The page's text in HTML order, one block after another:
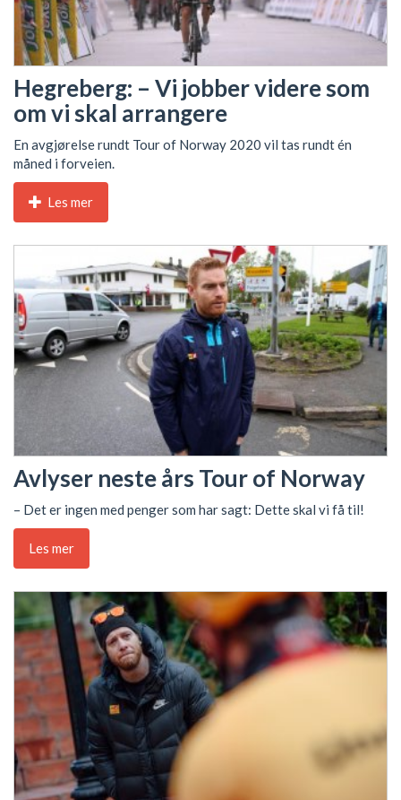
Hegreberg: – Vi jobber videre som
om vi skal arrangere
En avgjørelse rundt Tour of Norway 2020 vil tas rundt én
måned i forveien.
Les mer
Avlyser neste års Tour of Norway
– Det er ingen med penger som har sagt: Dette skal vi få til!
Les mer